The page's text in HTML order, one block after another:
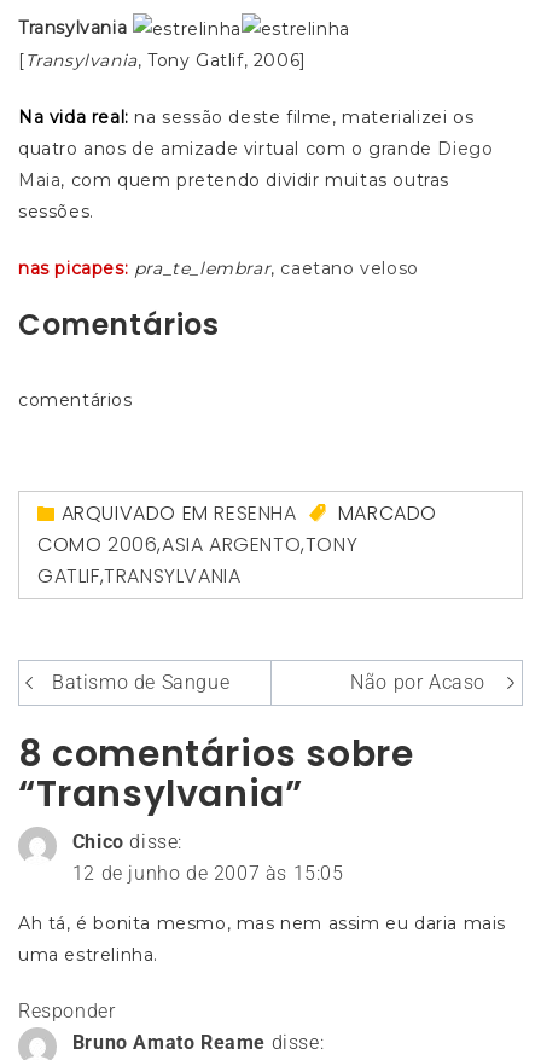
Transylvania
[Transylvania, Tony Gatlif, 2006]
Na vida real: na sessão deste filme, materializei os
quatro anos de amizade virtual com o grande Diego
Maia, com quem pretendo dividir muitas outras
sessões.
nas picapes: pra_te_lembrar, caetano veloso
Comentários
comentários
ARQUIVADO EMRESENHA
MARCADO
COMO 2006,ASIA ARGENTO,TONY
GATLIF,TRANSYLVANIA
Navegação
de
Post
Batismo de Sangue Não por Acaso
8 comentários sobre
“Transylvania”
Chico disse:
12 de junho de 2007 às 15:05
Ah tá, é bonita mesmo, mas nem assim eu daria mais
uma estrelinha.
Responder
Bruno Amato Reame disse: